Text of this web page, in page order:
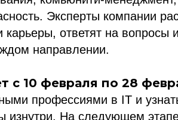
Эксперты компании
карьеры, ответят на вопросы
направлении.
с 10 февраля по 28
профессиями в IT и
изнутри. На следующем